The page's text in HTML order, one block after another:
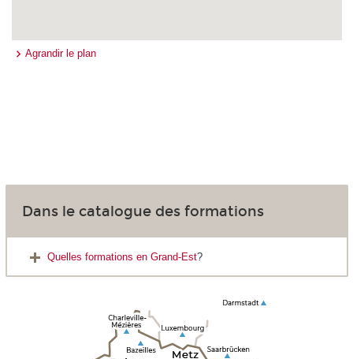
Agrandir le plan
Dans le catalogue des formations
Quelles formations en Grand-Est?